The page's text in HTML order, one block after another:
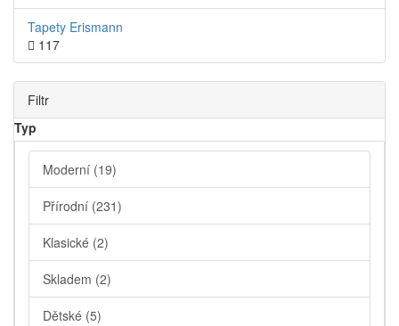
Tapety Erismann
117
Filtr
Typ
Moderní (19)
Přírodní (231)
Klasické (2)
Skladem (2)
Dětské (5)